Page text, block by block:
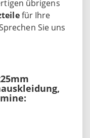
übrigens
für Ihre
Sie uns